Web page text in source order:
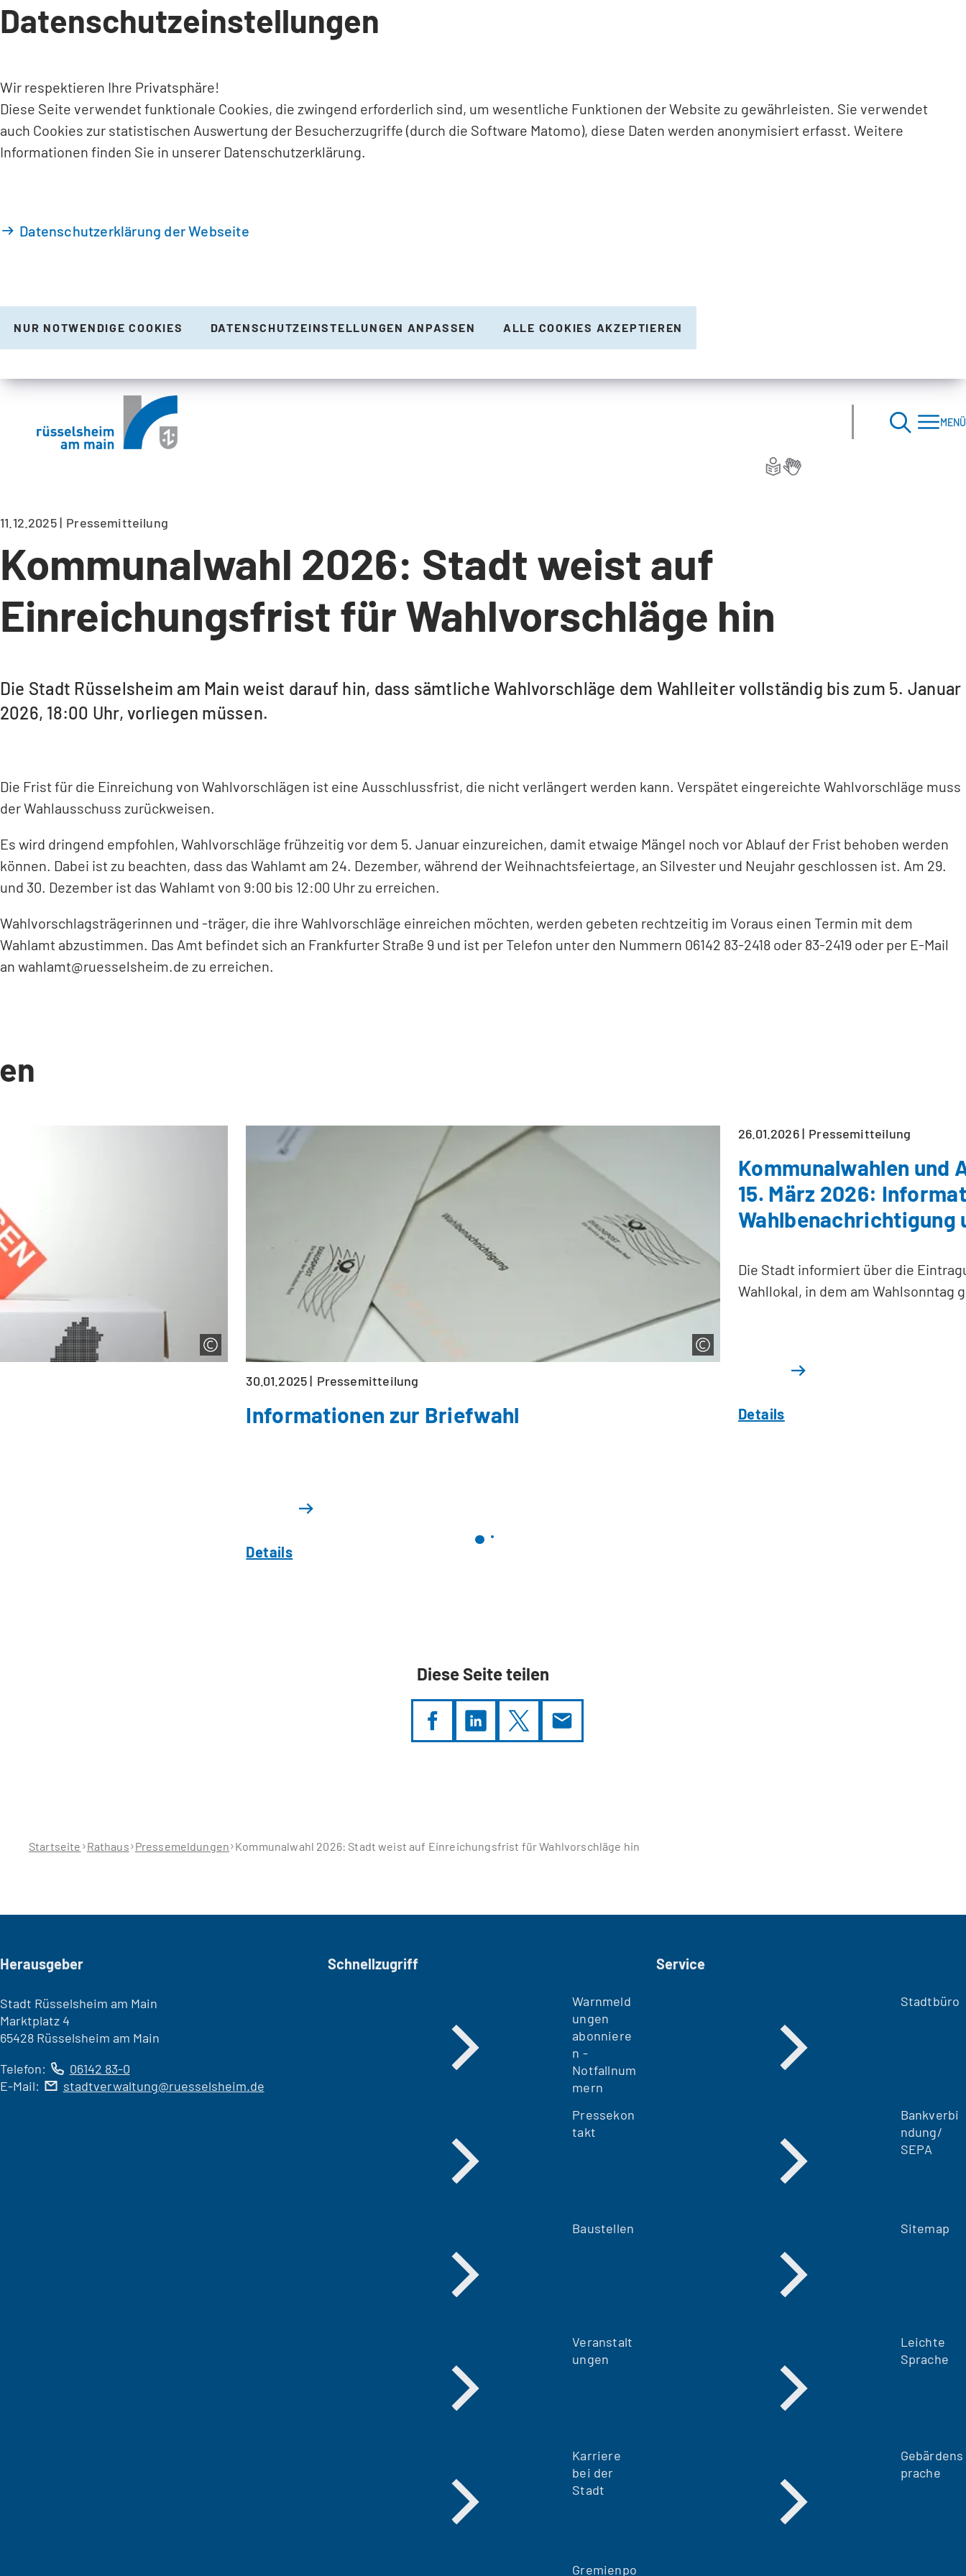
INHALT ANSPRINGEN
Datenschutzeinstellungen
Wir respektieren Ihre Privatsphäre!
Diese Seite verwendet funktionale Cookies, die zwingend erforderlich sind, um wesentliche Funktionen der Website zu gewährleisten. Sie verwendet
auch Cookies zur statistischen Auswertung der Besucherzugriffe (durch die Software Matomo), diese Daten werden anonymisiert erfasst. Weitere
Informationen finden Sie in unserer Datenschutzerklärung.
Datenschutzerklärung der Webseite
NUR NOTWENDIGE COOKIES DATENSCHUTZEINSTELLUNGEN ANPASSEN ALLE COOKIES AKZEPTIEREN
MENÜ
11.12.2025 Pressemitteilung
Kommunalwahl 2026: Stadt weist auf
Einreichungsfrist für Wahlvorschläge hin
Die Stadt Rüsselsheim am Main weist darauf hin, dass sämtliche Wahlvorschläge dem Wahlleiter vollständig bis zum 5. Januar
2026, 18:00 Uhr, vorliegen müssen.
Die Frist für die Einreichung von Wahlvorschlägen ist eine Ausschlussfrist, die nicht verlängert werden kann. Verspätet eingereichte Wahlvorschläge muss
der Wahlausschuss zurückweisen.
Es wird dringend empfohlen, Wahlvorschläge frühzeitig vor dem 5. Januar einzureichen, damit etwaige Mängel noch vor Ablauf der Frist behoben werden
können. Dabei ist zu beachten, dass das Wahlamt am 24. Dezember, während der Weihnachtsfeiertage, an Silvester und Neujahr geschlossen ist. Am 29.
und 30. Dezember ist das Wahlamt von 9:00 bis 12:00 Uhr zu erreichen.
Wahlvorschlagsträgerinnen und -träger, die ihre Wahlvorschläge einreichen möchten, werden gebeten rechtzeitig im Voraus einen Termin mit dem
Wahlamt abzustimmen. Das Amt befindet sich an Frankfurter Straße 9 und ist per Telefon unter den Nummern 06142 83-2418 oder 83-2419 oder per E-Mail
an wahlamt ruesselsheim de zu erreichen.
30.01.2025 Pressemitteilung
Informationen zur Briefwahl
Details
26.01.2026 Pressemitteilung
Kommunalwahlen und
15. März 2026:
Wahlbenachrichtigung
Die Stadt informiert über die
Wahllokal, in dem am Wahlsonntag
Details
Diese Seite teilen
hier:Startseite Rathaus Pressemeldungen Kommunalwahl 2026: Stadt weist auf Einreichungsfrist für Wahlvorschläge hin
Seitenfuß
Herausgeber
Stadt Rüsselsheim am Main
Marktplatz 4
65428 Rüsselsheim am Main
Telefon:
06142 83-0
E-Mail:
stadtverwaltung ruesselsheim de
Schnellzugriff
Warnmeld
ungen
abonniere
n -
Notfallnum
mern
Pressekon
takt
Baustellen
Veranstalt
ungen
Karriere
bei der
Stadt
Gremienpo
Service
Stadtbüro
Bankverbi
ndung/
SEPA
Sitemap
Leichte
Sprache
Gebärdens
prache